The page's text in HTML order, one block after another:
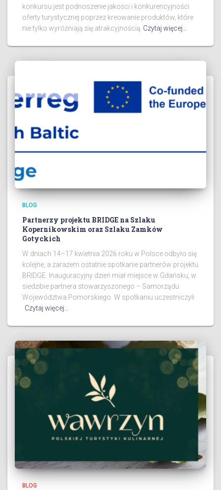
konkursu jest podnoszenie jakości i konkurencyjności
oferty turystycznej poprzez kreowanie produktów, które
nie tylko wyróżniają się atrakcyjnością Czytaj więcej…
BLOG
Partnerzy projektu BRIDGE na Szlaku
Kopernikowskim oraz Szlaku Zamków
Gotyckich
W dniach 14–17 kwietnia 2026 roku w Polsce odbyło się
kolejne, a zarazem ostatnie spotkanie partnerów projektu
BRIDGE. Inauguracyjny dzień miał miejsce w Gdańsku, w
siedzibie partnera stowarzyszonego – Samorządu
Województwa Pomorskiego. W spotkaniu uczestniczyli
Czytaj więcej…
BLOG